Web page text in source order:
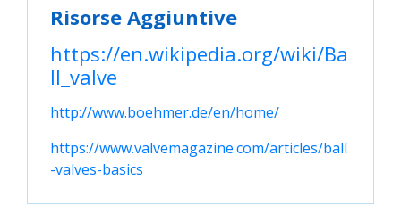
Risorse Aggiuntive
https://en.wikipedia.org/wiki/Ba
ll_valve
http://www.boehmer.de/en/home/
https://www.valvemagazine.com/articles/ball
-valves-basics